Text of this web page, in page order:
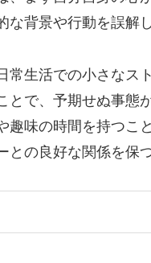
背景や行動を誤解
常生活での小さなス
とで、予期せぬ事態
趣味の時間を持つこ
の良好な関係を保